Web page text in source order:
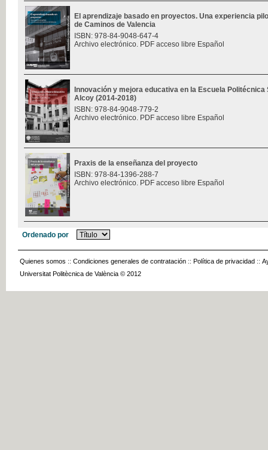
El aprendizaje basado en proyectos. Una experiencia
de Caminos de Valencia
ISBN: 978-84-9048-647-4
Archivo electrónico. PDF acceso libre Español
Innovación y mejora educativa en la Escuela Politécnica
Alcoy (2014-2018)
ISBN: 978-84-9048-779-2
Archivo electrónico. PDF acceso libre Español
Praxis de la enseñanza del proyecto
ISBN: 978-84-1396-288-7
Archivo electrónico. PDF acceso libre Español
Ordenado por
Quienes somos :: Condiciones generales de contratación :: Política de privacidad ::
Universitat Politècnica de València © 2012